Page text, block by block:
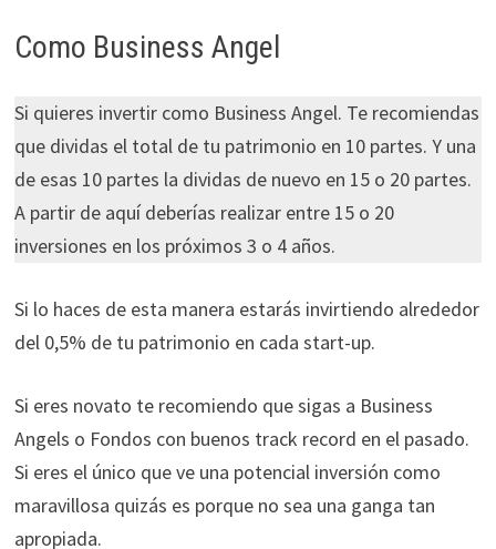
Como Business Angel
Si quieres invertir como Business Angel. Te recomiendas
que dividas el total de tu patrimonio en 10 partes. Y una
de esas 10 partes la dividas de nuevo en 15 o 20 partes.
A partir de aquí deberías realizar entre 15 o 20
inversiones en los próximos 3 o 4 años.
Si lo haces de esta manera estarás invirtiendo alrededor
del 0,5% de tu patrimonio en cada start-up.
Si eres novato te recomiendo que sigas a Business
Angels o Fondos con buenos track record en el pasado.
Si eres el único que ve una potencial inversión como
maravillosa quizás es porque no sea una ganga tan
apropiada.